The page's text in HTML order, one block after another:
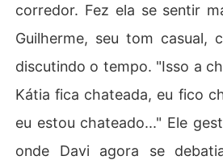
corredor. Fez ela se sentir
Guilherme, seu tom casual,
discutindo o tempo. "Isso a
Kátia fica chateada, eu fico
eu estou chateado..." Ele
onde Davi agora se